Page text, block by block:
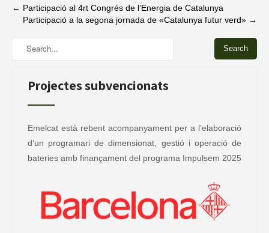
Post
navigation
← Participació al 4rt Congrés de l’Energia de Catalunya
Participació a la segona jornada de «Catalunya futur verd» →
Projectes subvencionats
Emelcat està rebent acompanyament per a l’elaboració
d’un programari de dimensionat, gestió i operació de
bateries amb finançament del programa Impulsem 2025